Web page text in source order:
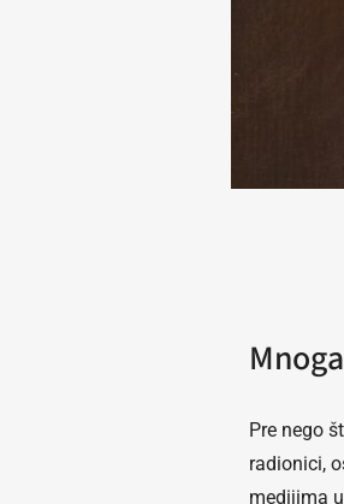
Pre nego
radionici,
medijima